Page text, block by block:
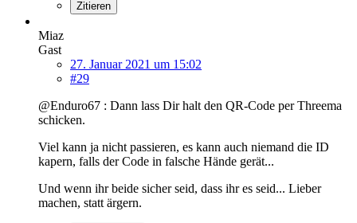
Zitieren
Miaz
Gast
27. Januar 2021 um 15:02
#29
@Enduro67 : Dann lass Dir halt den QR-Code per Threema
schicken.
Viel kann ja nicht passieren, es kann auch niemand die ID
kapern, falls der Code in falsche Hände gerät...
Und wenn ihr beide sicher seid, dass ihr es seid... Lieber
machen, statt ärgern.